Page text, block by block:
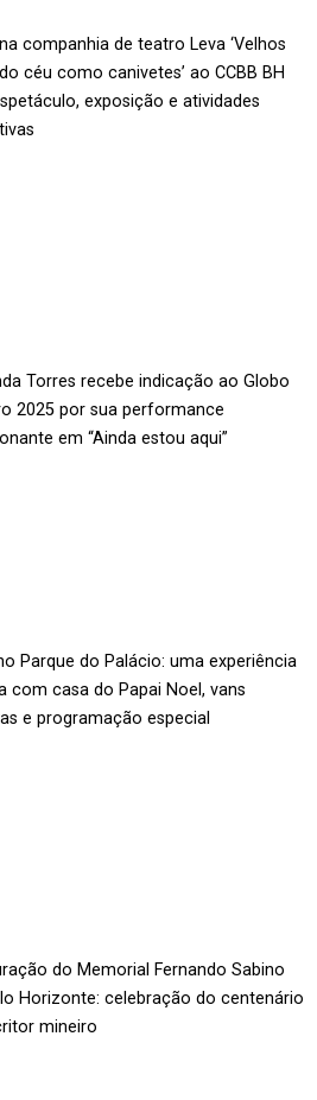
companhia de teatro Leva ‘Velhos
céu como canivetes’ ao CCBB BH
exposição e atividades
Torres recebe indicação ao Globo
2025 por sua performance
em “Ainda estou aqui”
Parque do Palácio: uma experiência
com casa do Papai Noel, vans
e programação especial
do Memorial Fernando Sabino
Horizonte: celebração do centenário
mineiro